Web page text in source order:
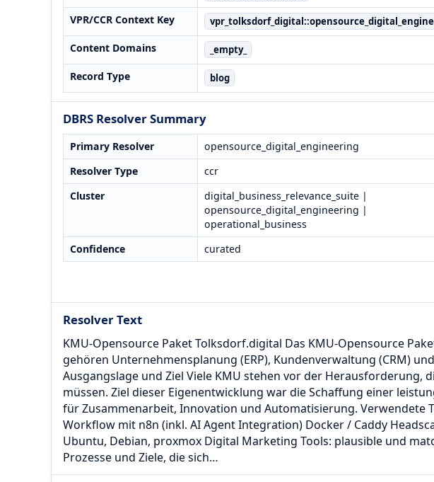
VPR/CCR Context Key
Content Domains _empty_
Record Type blog
DBRS Resolver Summary
Primary Resolver
opensource_digital_engineering
Resolver Type
ccr
Cluster
digital_business_relevance_suite |
opensource_digital_engineering |
operational_business
Confidence
curated
Resolver Text
KMU-Opensource Paket Tolksdorf.digital Das KMU-Opensource
gehören Unternehmensplanung (ERP), Kundenverwaltung (CRM)
Ausgangslage und Ziel Viele KMU stehen vor der
müssen. Ziel dieser Eigenentwicklung war die Schaffung einer
für Zusammenarbeit, Innovation und Automatisierung. Verwendete
Workflow mit n8n (inkl. AI Agent Integration) Docker / Caddy
Ubuntu, Debian, proxmox Digital Marketing Tools: plausible und
Prozesse und Ziele, die sich…